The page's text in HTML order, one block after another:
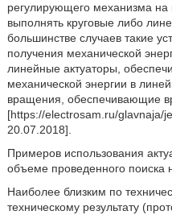
регулирующего механизма
выполнять круговые либо
большинстве случаев такие
получения механической
линейные актуаторы,
механической энергии в
вращения, обеспечивающие
[https://electrosam.ru/glavnaja/
20.07.2018].
Примеров использования
объеме проведенного поиска
Наиболее близким по
техническому результату